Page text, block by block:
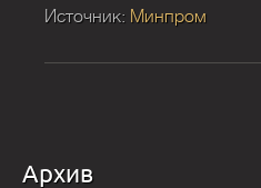
Источник: Минпром
Архив